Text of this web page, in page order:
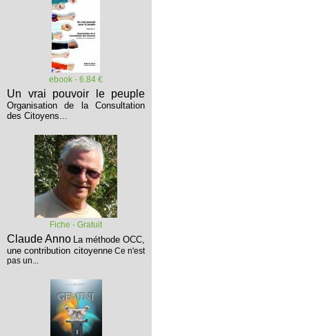
ebook - 6.84 €
Un vrai pouvoir le peuple
Organisation de la Consultation
des Citoyens...
Fiche - Gratuit
Claude Anno La méthode OCC,
une contribution citoyenne Ce n'est
pas un...